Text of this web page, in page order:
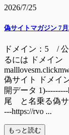
2026/7/25
偽サイトマガジン 7月
ドメイン：5 /
るには ドメイン
偽サイト ドメイ
開データ
尾 と名乗る偽サ
---https://rvo ...
もっと読む